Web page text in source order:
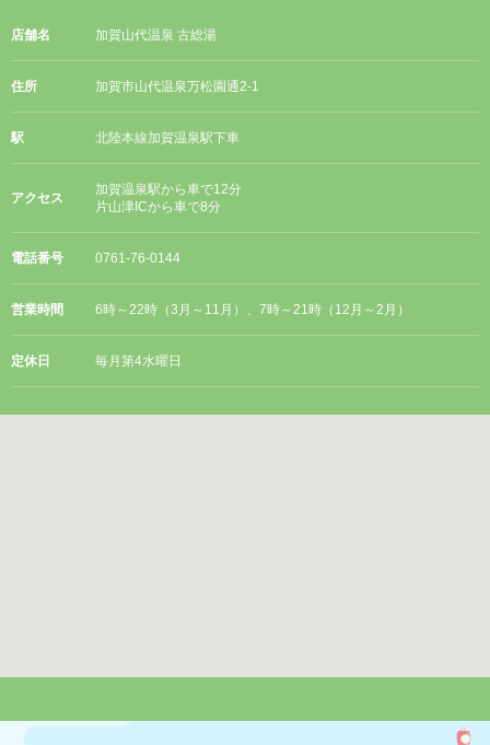
店舗名 加賀山代温泉 古総湯
住所 加賀市山代温泉万松園通2-1
駅 北陸本線加賀温泉駅下車
アクセス
加賀温泉駅から車で12分
片山津ICから車で8分
電話番号 0761-76-0144
営業時間 6時～22時（3月～11月）、7時～21時（12月～2月）
定休日 毎月第4水曜日